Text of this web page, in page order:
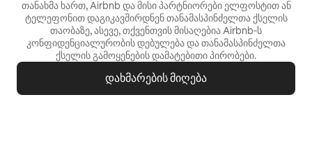
თანახმა ხართ, Airbnb და მისი პარტნიორები ელფოსტით ან
ტელეფონით დაგიკავშირდნენ თანამასპინძელთა ქსელის
თაობაზე, ასევე, თქვენთვის მისაღებია Airbnb‑ს
კონფიდენციალურობის დებულებადათანამასპინძელთა
ქსელის გამოყენების დამატებითი პირობები.
დახმარების მიღება